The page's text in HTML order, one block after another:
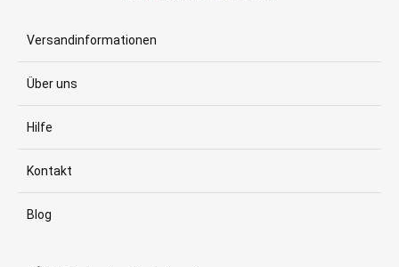
Versandinformationen
Über uns
Hilfe
Kontakt
Blog